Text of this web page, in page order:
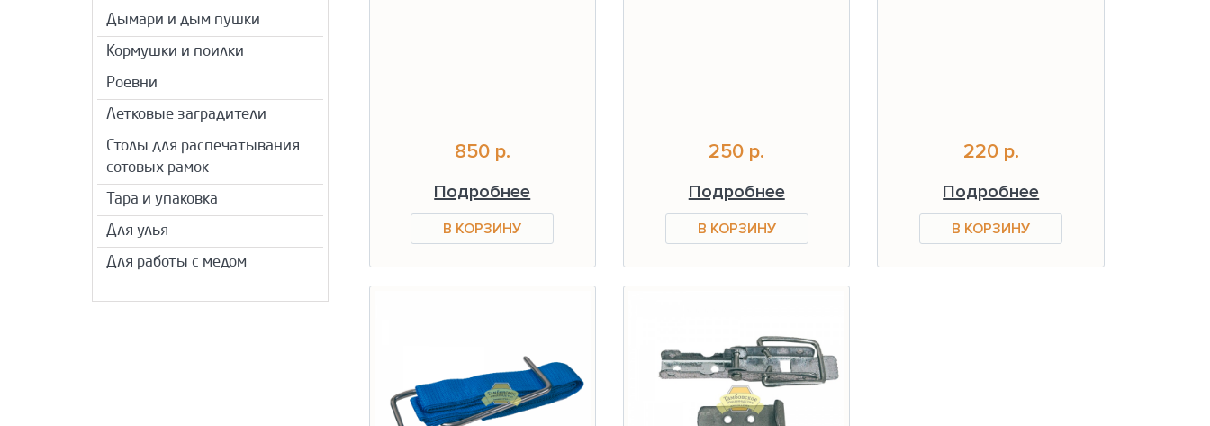
Дымари и дым пушки
Кормушки и поилки
Роевни
Летковые заградители
Столы для распечатывания
сотовых рамок
Тара и упаковка
Для улья
Для работы с медом
850 р.
Подробнее
250 р.
Подробнее
220 р.
Подробнее